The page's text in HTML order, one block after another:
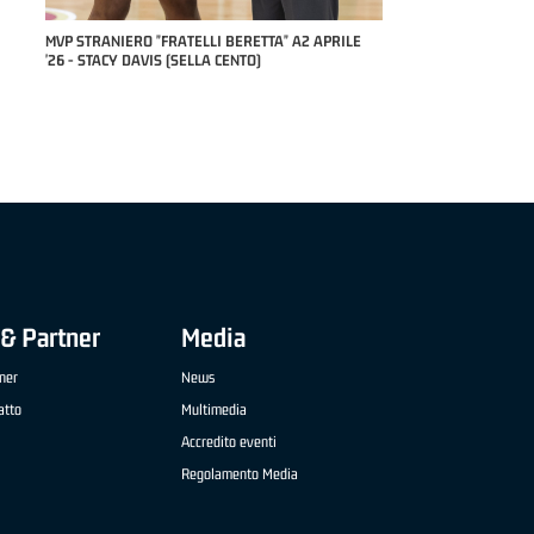
MVP "FRATELLI BERETTA" SAMUEL DILAS B
NAZIONALE APRILE '26 - MARCO RESTELLI (TAV
Partner Media
News
Multimedia
Accredito eventi
Regolamento Media